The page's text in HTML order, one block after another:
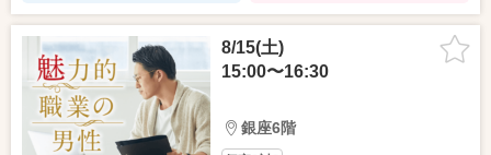
8/15(土)
15:00〜16:30
銀座6階